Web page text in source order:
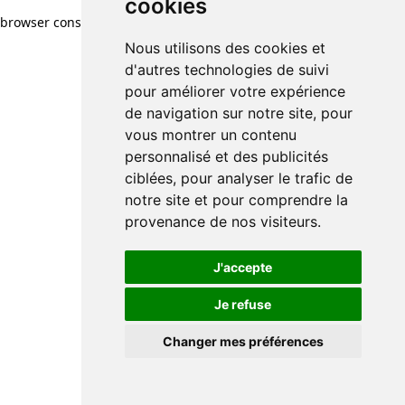
cookies
Nous utilisons des cookies et
d'autres technologies de suivi
pour améliorer votre expérience
de navigation sur notre site, pour
vous montrer un contenu
personnalisé et des publicités
ciblées, pour analyser le trafic de
notre site et pour comprendre la
provenance de nos visiteurs.
J'accepte
Je refuse
Changer mes préférences
browser console for more information)